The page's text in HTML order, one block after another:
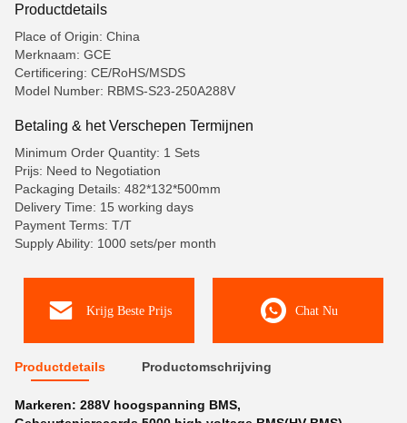
Productdetails
Place of Origin: China
Merknaam: GCE
Certificering: CE/RoHS/MSDS
Model Number: RBMS-S23-250A288V
Betaling & het Verschepen Termijnen
Minimum Order Quantity: 1 Sets
Prijs: Need to Negotiation
Packaging Details: 482*132*500mm
Delivery Time: 15 working days
Payment Terms: T/T
Supply Ability: 1000 sets/per month
Krijg Beste Prijs Chat Nu
Productdetails Productomschrijving
Markeren: 288V hoogspanning BMS,